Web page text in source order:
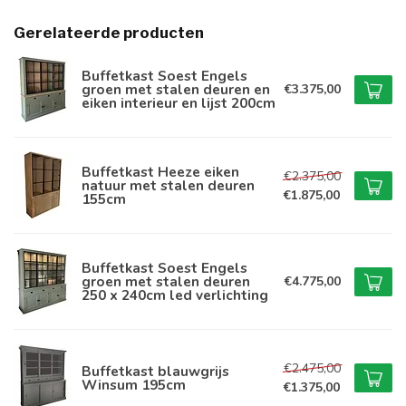
Gerelateerde producten
Buffetkast Soest Engels
groen met stalen deuren en
eiken interieur en lijst 200cm
€3.375,00
Buffetkast Heeze eiken
natuur met stalen deuren
155cm
€2.375,00
€1.875,00
Buffetkast Soest Engels
groen met stalen deuren
250 x 240cm led verlichting
€4.775,00
Buffetkast blauwgrijs
Winsum 195cm
€2.475,00
€1.375,00